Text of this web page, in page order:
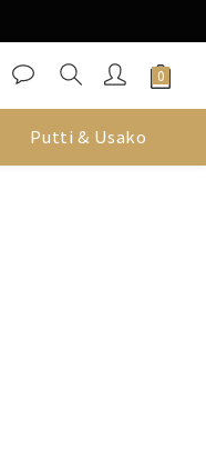
Putti & Usako